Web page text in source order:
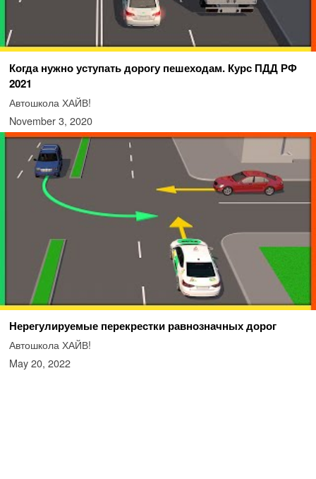
Когда нужно уступать дорогу пешеходам. Курс ПДД РФ
2021
Автошкола ХАЙВ!
November 3, 2020
Нерегулируемые перекрестки равнозначных дорог
Автошкола ХАЙВ!
May 20, 2022